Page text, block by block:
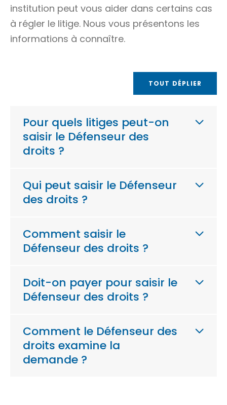
institution peut vous aider dans certains cas
à régler le litige. Nous vous présentons les
informations à connaître.
TOUT DÉPLIER
Pour quels litiges peut-on
saisir le Défenseur des
droits ?
Qui peut saisir le Défenseur
des droits ?
Comment saisir le
Défenseur des droits ?
Doit-on payer pour saisir le
Défenseur des droits ?
Comment le Défenseur des
droits examine la
demande ?